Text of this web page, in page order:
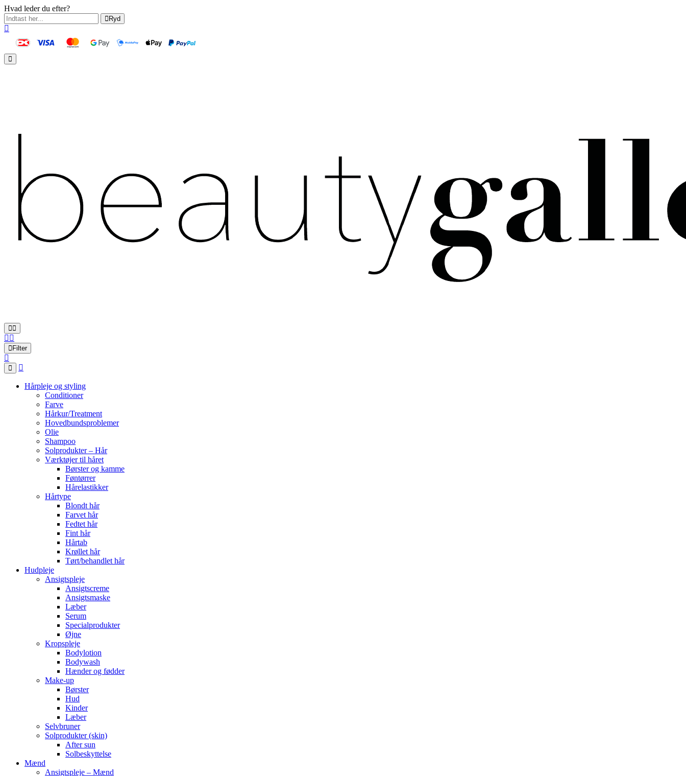
Hvad leder du efter?
Ryd
Filter
Hårpleje og styling
Conditioner
Farve
Hårkur/Treatment
Hovedbundsproblemer
Olie
Shampoo
Solprodukter – Hår
Værktøjer til håret
Børster og kamme
Føntørrer
Hårelastikker
Hårtype
Blondt hår
Farvet hår
Fedtet hår
Fint hår
Hårtab
Krøllet hår
Tørt/behandlet hår
Hudpleje
Ansigtspleje
Ansigtscreme
Ansigtsmaske
Læber
Serum
Specialprodukter
Øjne
Kropspleje
Bodylotion
Bodywash
Hænder og fødder
Make-up
Børster
Hud
Kinder
Læber
Selvbruner
Solprodukter (skin)
After sun
Solbeskyttelse
Mænd
Ansigtspleje – Mænd